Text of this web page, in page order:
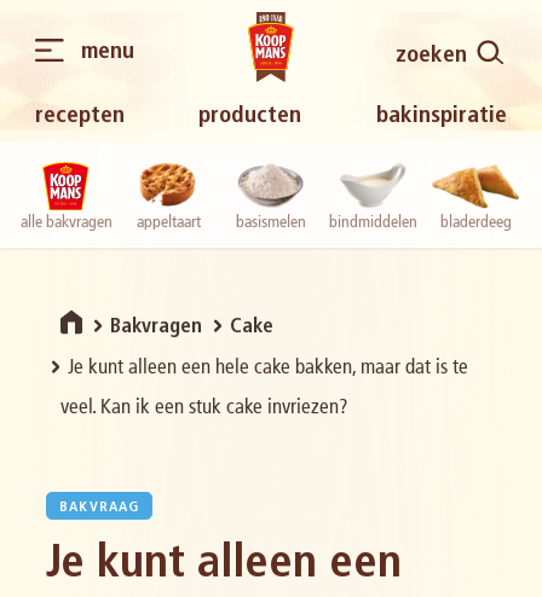
recepten producten bakinspiratie
zoeken
menu
alle bakvragen appeltaart basismelen bindmiddelen bladerdeeg
Bakvragen Cake
Je kunt alleen een hele cake bakken, maar dat is te
veel. Kan ik een stuk cake invriezen?
BAKVRAAG
Je kunt alleen een